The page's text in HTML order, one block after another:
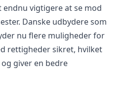
endnu vigtigere at se mod
Danske udbydere som
nu flere muligheder for
rettigheder sikret, hvilket
giver en bedre